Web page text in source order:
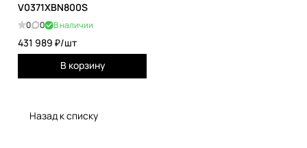
V0371XBN800S
0 0 В наличии
431 989 ₽/шт
В корзину
Назад к списку